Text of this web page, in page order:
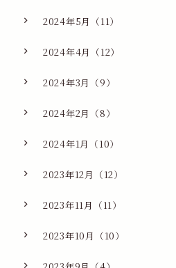
2024年5月（11）
2024年4月（12）
2024年3月（9）
2024年2月（8）
2024年1月（10）
2023年12月（12）
2023年11月（11）
2023年10月（10）